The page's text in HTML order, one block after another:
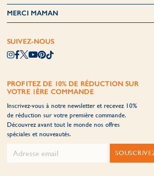
MERCI MAMAN
SUIVEZ-NOUS
PROFITEZ DE 10% DE RÉDUCTION SUR
VOTRE 1ÈRE COMMANDE
Inscrivez-vous à notre newsletter et recevez 10%
de réduction sur votre première commande.
Découvrez avant tout le monde nos offres
spéciales et nouveautés.